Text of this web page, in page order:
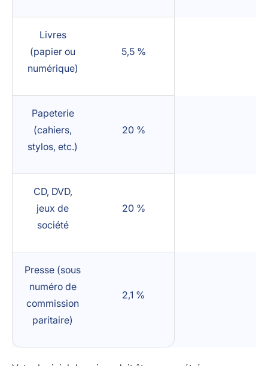
Livres
(papier ou
numérique)
5,5 %
Papeterie
(cahiers,
stylos, etc.)
20 %
CD, DVD,
jeux de
société
20 %
Presse (sous
numéro de
commission
paritaire)
2,1 %